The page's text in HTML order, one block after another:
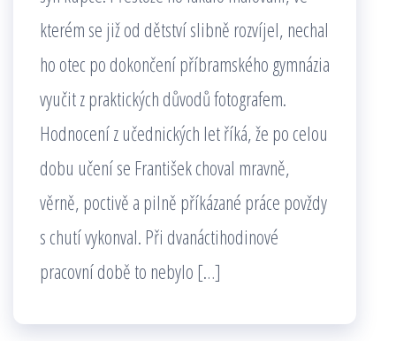
kterém se již od dětství slibně rozvíjel, nechal
ho otec po dokončení příbramského gymnázia
vyučit z praktických důvodů fotografem.
Hodnocení z učednických let říká, že po celou
dobu učení se František choval mravně,
věrně, poctivě a pilně příkázané práce povždy
s chutí vykonval. Při dvanáctihodinové
pracovní době to nebylo […]